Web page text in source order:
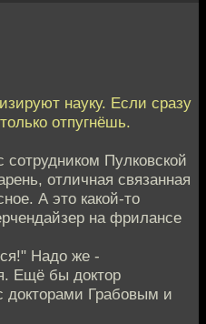
науку. Если сразу
отпугнёшь.
сотрудником Пулковской
отличная связанная
А это какой-то
на фрилансе
Надо же -
Ещё бы доктор
докторами Грабовым и